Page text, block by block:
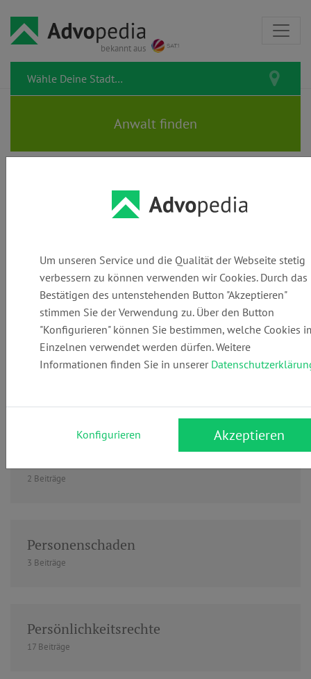
bekannt aus
Stichwörter
Parkverbot
1 Beiträge
2 Beiträge
Personenschaden
3 Beiträge
Persönlichkeitsrechte
17 Beiträge
Um unseren Service und die Qualität der Webseite stetig
verbessern zu können verwenden wir Cookies. Durch das
Bestätigen des untenstehenden Button "Akzeptieren"
stimmen Sie der Verwendung zu. Über den Button
"Konfigurieren" können Sie bestimmen, welche Cookies
Einzelnen verwendet werden dürfen. Weitere
Informationen finden Sie in unserer
Konfigurieren Akzeptieren